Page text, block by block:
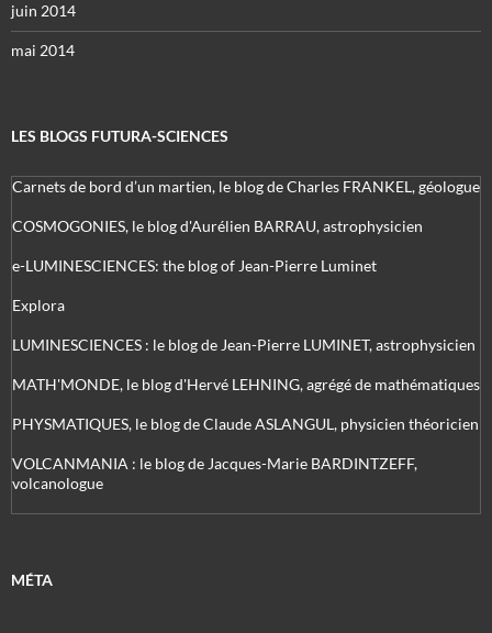
juin 2014
mai 2014
LES BLOGS FUTURA-SCIENCES
Carnets de bord d’un martien, le blog de Charles FRANKEL, géologue
COSMOGONIES, le blog d'Aurélien BARRAU, astrophysicien
e-LUMINESCIENCES: the blog of Jean-Pierre Luminet
Explora
LUMINESCIENCES : le blog de Jean-Pierre LUMINET, astrophysicien
MATH'MONDE, le blog d'Hervé LEHNING, agrégé de mathématiques
PHYSMATIQUES, le blog de Claude ASLANGUL, physicien théoricien
VOLCANMANIA : le blog de Jacques-Marie BARDINTZEFF,
volcanologue
MÉTA